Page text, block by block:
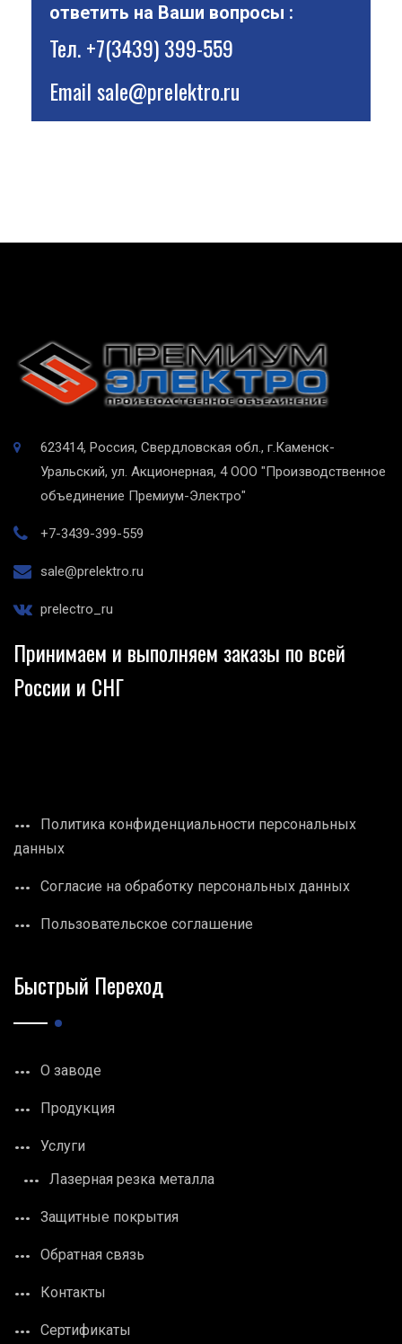
ответить на Ваши вопросы :
Тел.+7(3439) 399-559
Emailsale@prelektro.ru
623414, Россия, Свердловская обл., г.Каменск-
Уральский, ул. Акционерная, 4 ООО "Производственное
объединение Премиум-Электро"
+7-3439-399-559
sale@prelektro.ru
prelectro_ru
Принимаем и выполняем заказы по всей
России и СНГ
Политика конфиденциальности персональных
данных
Согласие на обработку персональных данных
Пользовательское соглашение
Быстрый Переход
О заводе
Продукция
Услуги
Лазерная резка металла
Защитные покрытия
Обратная связь
Контакты
Сертификаты